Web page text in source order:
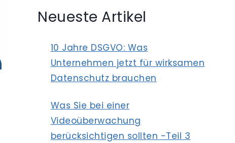
Neueste Artikel
10 Jahre DSGVO: Was
Unternehmen jetzt für wirksamen
Datenschutz brauchen
Was Sie bei einer
Videoüberwachung
berücksichtigen sollten -Teil 3